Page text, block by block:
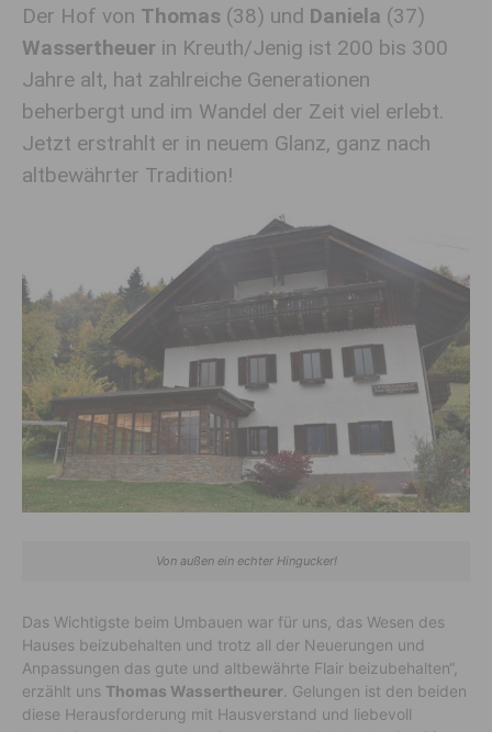
Der Hof von Thomas (38) und Daniela (37)
Wassertheuer in Kreuth/Jenig ist 200 bis 300
Jahre alt, hat zahlreiche Generationen
beherbergt und im Wandel der Zeit viel erlebt.
Jetzt erstrahlt er in neuem Glanz, ganz nach
altbewährter Tradition!
Von außen ein echter Hingucker!
Das Wichtigste beim Umbauen war für uns, das Wesen des
Hauses beizubehalten und trotz all der Neuerungen und
Anpassungen das gute und altbewährte Flair beizubehalten“,
erzählt uns Thomas Wassertheurer . Gelungen ist den beiden
diese Herausforderung mit Hausverstand und liebevoll